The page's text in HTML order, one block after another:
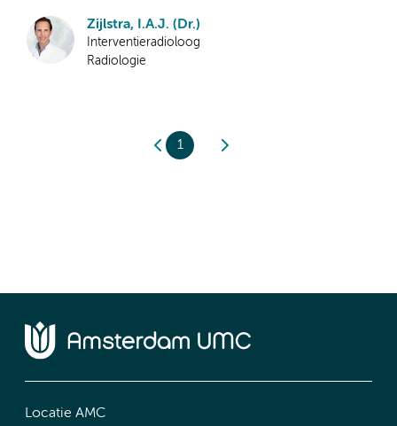
Zijlstra, I.A.J. (Dr.)
Interventieradioloog
Radiologie
1
Locatie AMC